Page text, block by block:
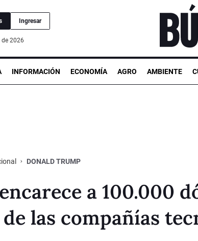
Ingresar
de 2026
INFORMACIÓN ECONOMÍA AGRO AMBIENTE
DONALD TRUMP
a 100.000
las compañías